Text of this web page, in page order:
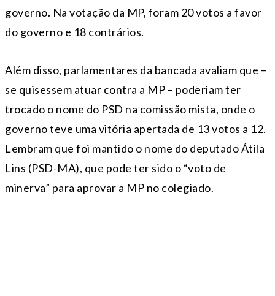
governo. Na votação da MP, foram 20 votos a favor
do governo e 18 contrários.
Além disso, parlamentares da bancada avaliam que –
se quisessem atuar contra a MP – poderiam ter
trocado o nome do PSD na comissão mista, onde o
governo teve uma vitória apertada de 13 votos a 12.
Lembram que foi mantido o nome do deputado Átila
Lins (PSD-MA), que pode ter sido o “voto de
minerva” para aprovar a MP no colegiado.